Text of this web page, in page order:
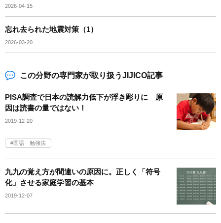
2026-04-15
忘れ去られた地震対策（1）
2026-03-20
この分野の専門家が取り扱うJIJICO記事
PISA調査で日本の読解力低下が浮き彫りに 原
因は読書の量ではない！
2019-12-20
国語 勉強法
九九の覚え方が間違いの原因に。正しく「符号
化」させる家庭学習の基本
2019-12-07